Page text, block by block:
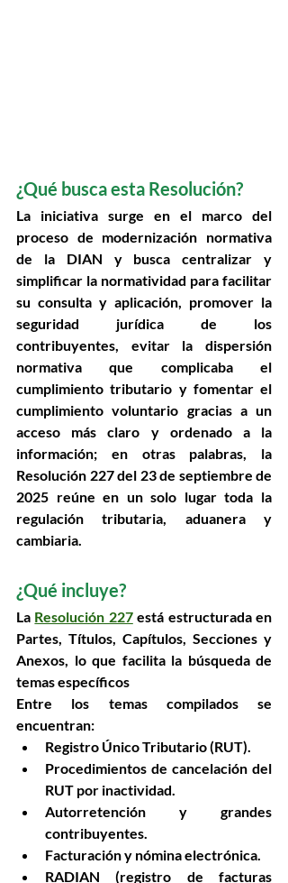
¿Qué busca esta Resolución?
La iniciativa surge en el marco del
proceso de modernización normativa
de la DIAN y busca centralizar y
simplificar la normatividad para facilitar
su consulta y aplicación, promover la
seguridad jurídica de los
contribuyentes, evitar la dispersión
normativa que complicaba el
cumplimiento tributario y fomentar el
cumplimiento voluntario gracias a un
acceso más claro y ordenado a la
información; en otras palabras, la
Resolución 227 del 23 de septiembre de
2025 reúne en un solo lugar toda la
regulación tributaria, aduanera y
cambiaria.
¿Qué incluye?
La Resolución 227
Partes, Títulos, Capítulos, Secciones y
Anexos , lo que facilita la búsqueda de
temas específicos
Entre los temas compilados se
encuentran:
Registro Único Tributario (RUT).
Procedimientos de cancelación del
RUT por inactividad.
Autorretención y grandes
contribuyentes.
Facturación y nómina electrónica.
RADIAN (registro de facturas